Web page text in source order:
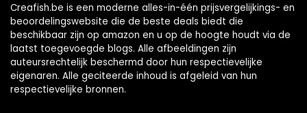
Creafish.be is een moderne alles-in-één prijsvergelijkings- en
beoordelingswebsite die de beste deals biedt die
beschikbaar zijn op amazon en u op de hoogte houdt via de
laatst toegevoegde blogs. Alle afbeeldingen zijn
auteursrechtelijk beschermd door hun respectievelijke
eigenaren. Alle geciteerde inhoud is afgeleid van hun
respectievelijke bronnen.